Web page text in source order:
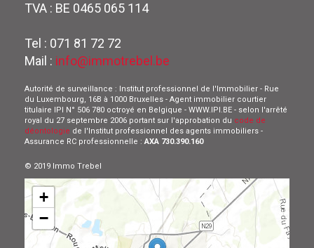
TVA : BE 0465 065 114
Tel : 071 81 72 72
Mail : info@immotrebel.be
Autorité de surveillance : Institut professionnel de l'Immobilier - Rue
du Luxembourg, 16B à 1000 Bruxelles - Agent immobilier courtier
titulaire IPI N° 506 780 octroyé en Belgique - WWW.IPI.BE - selon l'arrêté
royal du 27 septembre 2006 portant sur l'approbation du code de
déontologie de l'Institut professionnel des agents immobiliers -
Assurance RC professionnelle :AXA 730.390.160
© 2019 Immo Trebel
+
−